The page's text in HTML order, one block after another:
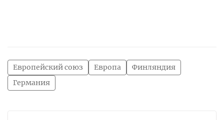
Европейский союз Европа
Финляндия
Германия